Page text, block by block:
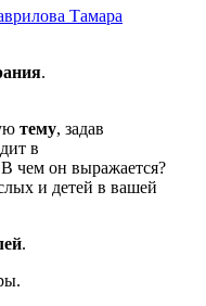
Тамара
.
тему, задав
в
В чем он выражается?
и детей в вашей
.